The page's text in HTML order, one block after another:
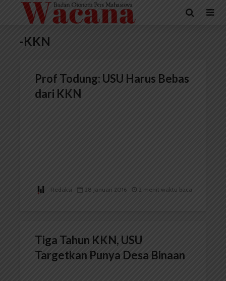
-KKN
Prof Todung: USU Harus Bebas
dari KKN
Redaksi 28 Januari 2016 2 menit waktu baca
Tiga Tahun KKN, USU
Targetkan Punya Desa Binaan